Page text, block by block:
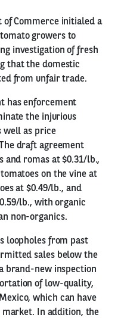
of Commerce initialed a
growers to
investigation of fresh
that the domestic
from unfair trade.
has enforcement
the injurious
well as price
draft agreement
and romas at $0.31/lb.,
on the vine at
at $0.49/lb., and
lb., with organic
non-organics.
loopholes from past
sales below the
brand-new inspection
of low-quality,
which can have
market. In addition, the